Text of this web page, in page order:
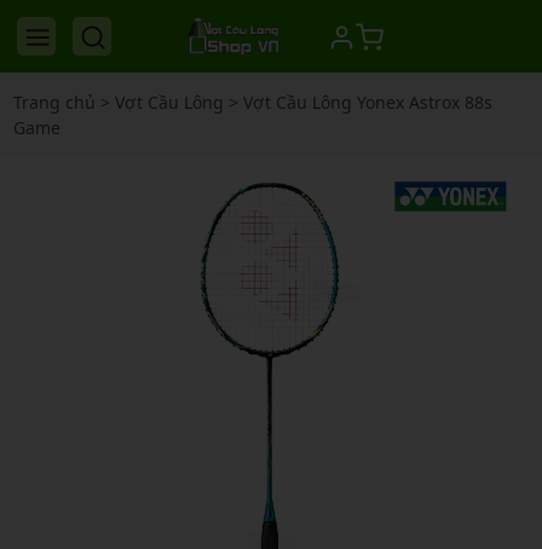
Trang chủ > Vợt Cầu Lông > Vợt Cầu Lông Yonex Astrox 88s
Game